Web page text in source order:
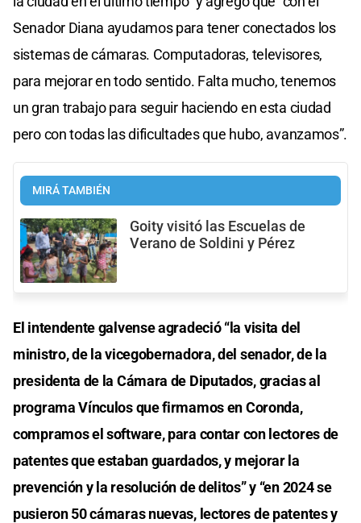
Senador Diana ayudamos para tener conectados los
sistemas de cámaras. Computadoras, televisores,
para mejorar en todo sentido. Falta mucho, tenemos
un gran trabajo para seguir haciendo en esta ciudad
pero con todas las dificultades que hubo, avanzamos”.
MIRÁ TAMBIÉN
Goity visitó las Escuelas de
Verano de Soldini y Pérez
El intendente galvense agradeció “la visita del
ministro, de la vicegobernadora, del senador, de la
presidenta de la Cámara de Diputados, gracias al
programa Vínculos que firmamos en Coronda,
compramos el software, para contar con lectores de
patentes que estaban guardados, y mejorar la
prevención y la resolución de delitos” y “en 2024 se
pusieron 50 cámaras nuevas, lectores de patentes y